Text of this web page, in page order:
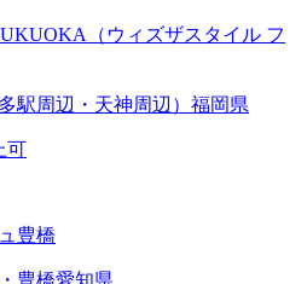
（ウィズザスタイル フ
駅周辺・天神周辺） 福岡県
可
豊橋
豊橋愛知県